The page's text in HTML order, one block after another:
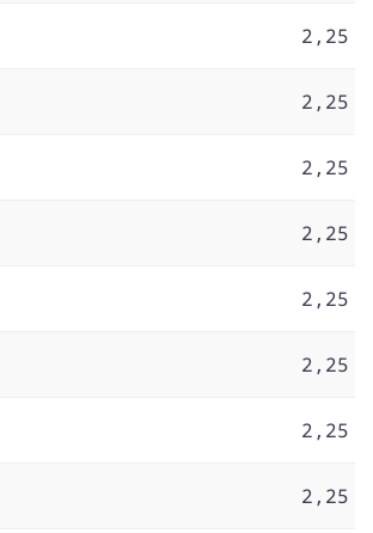
2,25
2,25
2,25
2,25
2,25
2,25
2,25
2,25